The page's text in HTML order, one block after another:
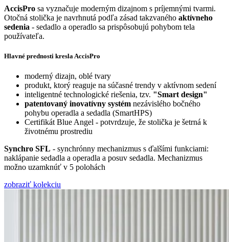
AccisPro sa vyznačuje moderným dizajnom s príjemnými tvarmi.
Otočná stolička je navrhnutá podľa zásad takzvaného aktívneho
sedenia - sedadlo a operadlo sa prispôsobujú pohybom tela
používateľa.
Hlavné prednosti kresla AccisPro
moderný dizajn, oblé tvary
produkt, ktorý reaguje na súčasné trendy v aktívnom sedení
inteligentné technologické riešenia, tzv. "Smart design"
patentovaný inovatívny systém nezávislého bočného
pohybu operadla a sedadla (SmartHPS)
Certifikát Blue Angel - potvrdzuje, že stolička je šetrná k
životnému prostrediu
Synchro SFL - synchrónny mechanizmus s ďalšími funkciami:
naklápanie sedadla a operadla a posuv sedadla. Mechanizmus
možno uzamknúť v 5 polohách
zobraziť kolekciu